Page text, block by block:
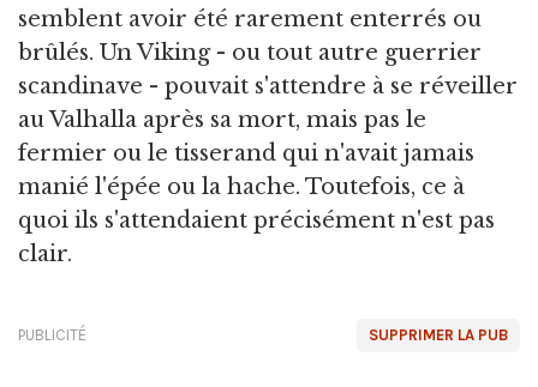
semblent avoir été rarement enterrés ou
brûlés. Un Viking - ou tout autre guerrier
scandinave - pouvait s'attendre à se réveiller
au Valhalla après sa mort, mais pas le
fermier ou le tisserand qui n'avait jamais
manié l'épée ou la hache. Toutefois, ce à
quoi ils s'attendaient précisément n'est pas
clair.
SUPPRIMER LA PUB
PUBLICITÉ